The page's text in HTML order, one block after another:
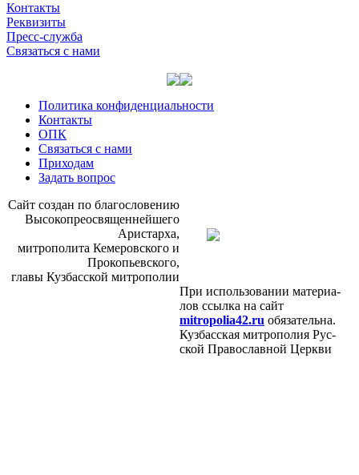
Контакты
Реквизиты
Пресс-служба
Связаться с нами
Политика конфиденциальности
Контакты
ОПК
Связаться с нами
Приходам
Задать вопрос
Сайт со­здан по бла­го­сло­ве­нию
Вы­со­ко­прео­свя­щен­ней­ше­го
Ари­стар­ха,
мит­ро­по­ли­та Ке­ме­ров­ско­го и
Про­ко­пьев­ско­го,
гла­вы Куз­бас­ской мит­ро­по­лии
При ис­поль­зо­ва­нии ма­те­ри­а­
лов ссыл­ка на сайт
mitropolia42.ru обя­за­тель­на.
Куз­бас­ская мит­ро­по­лия Рус­
ской Пра­во­слав­ной Церк­ви